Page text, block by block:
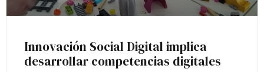
Innovación Social Digital implica
desarrollar competencias digitales